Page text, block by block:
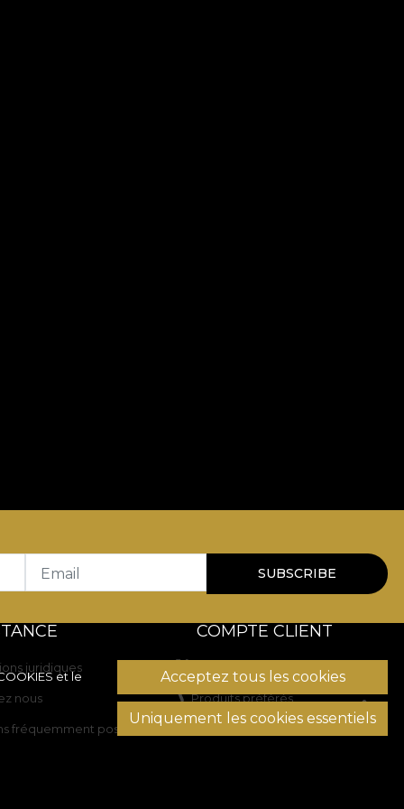
et le Acceptez tous les cookies
Uniquement les cookies essentiels
Email SUBSCRIBE
juridiques
nous
fréquemment posées
COMPTE CLIENT
Historique des commandes
Produits préférés